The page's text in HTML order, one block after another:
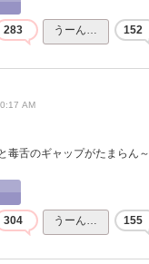
283 うーん… 152
AM
毒舌のギャップがたまらん～
304 うーん… 155